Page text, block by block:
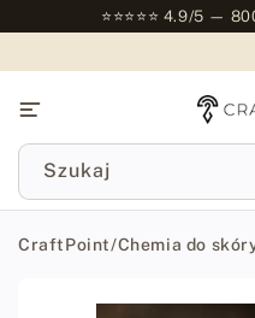
⭐⭐⭐⭐⭐ 4.9/5 —
Szukaj
CraftPoint/Chemia do